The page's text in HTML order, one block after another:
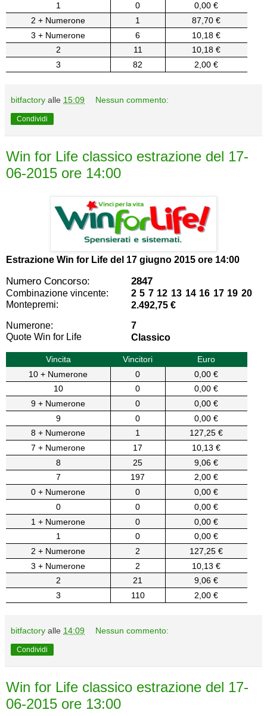
1
0
0,00 €
2 + Numerone
1
87,70 €
3 + Numerone
6
10,18 €
2
11
10,18 €
3
82 2,00 €
bitfactory alle 15:09 Nessun commento:
Condividi
Win for Life classico estrazione del 17-
06-2015 ore 14:00
Estrazione Win for Life del 17 giugno 2015 ore 14:00
Numero Concorso: 2847
Combinazione vincente:
2 5 7 12 13 14 16 17 19 20
Montepremi:
2.492,75 €
Numerone:
7
Quote Win for Life
Classico
Vincita Vincitori
Euro
10 + Numerone
0
0,00 €
10
0
0,00 €
9 + Numerone
0
0,00 €
9
0
0,00 €
8 + Numerone
1
127,25 €
7 + Numerone
17
10,13 €
8
25
9,06 €
7
197
2,00 €
0 + Numerone
0
0,00 €
0
0
0,00 €
1 + Numerone
0
0,00 €
1
0
0,00 €
2 + Numerone
2
127,25 €
3 + Numerone
2
10,13 €
2
21
9,06 €
3
110 2,00 €
bitfactory alle 14:09 Nessun commento:
Condividi
Win for Life classico estrazione del 17-
06-2015 ore 13:00